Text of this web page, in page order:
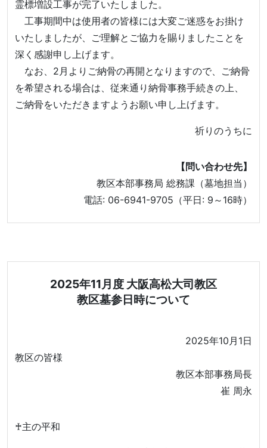
霊標増設工事が完了いたしました。
工事期間中は使用者の皆様には大変ご迷惑をお掛け
いたしましたが、ご理解とご協力を賜りましたことを
深く感謝申し上げます。
なお、2月よりご納骨の再開となりますので、ご納骨
を希望される場合は、従来通り納骨事務手続きの上、
ご納骨をいただきますようお願い申し上げます。
祈りのうちに
【問い合わせ先】
教区本部事務局 総務課（墓地担当）
電話: 06-6941-9705（平日: 9～16時）
2025年11月度 大阪高松大司教区
教区墓参日時について
2025年10月1日
教区の皆様
教区本部事務局長
崔 周永
♰主の平和